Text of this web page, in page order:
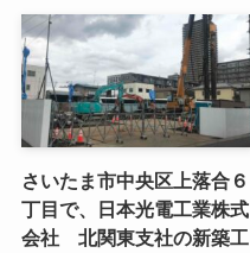
さいたま市中央区上落合６
丁目で、日本光電工業株式
会社 北関東支社の新築工